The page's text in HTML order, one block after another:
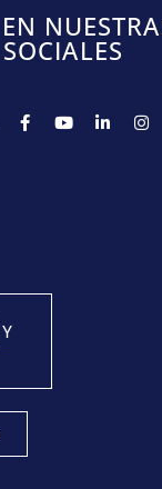
SOCIALES